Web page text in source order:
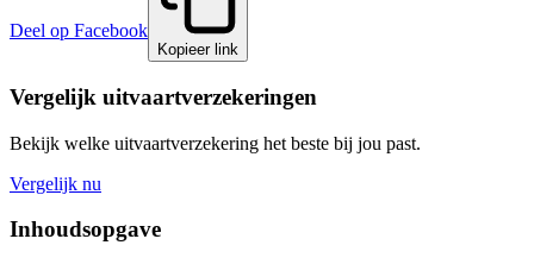
Deel op Facebook
Kopieer link
Vergelijk uitvaartverzekeringen
Bekijk welke uitvaartverzekering het beste bij jou past.
Vergelijk nu
Inhoudsopgave